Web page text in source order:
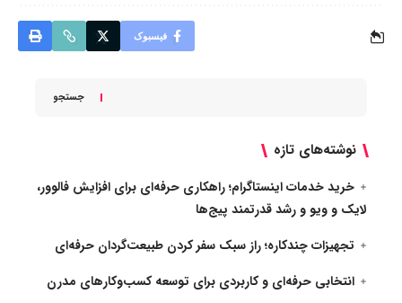
فیسبوک
جستجو
نوشته‌های تازه
خرید خدمات اینستاگرام؛ راهکاری حرفه‌ای برای افزایش فالوور،
لایک و ویو و رشد قدرتمند پیج‌ها
تجهیزات چندکاره؛ راز سبک سفر کردن طبیعت‌گردان حرفه‌ای
انتخابی حرفه‌ای و کاربردی برای توسعه کسب‌وکارهای مدرن